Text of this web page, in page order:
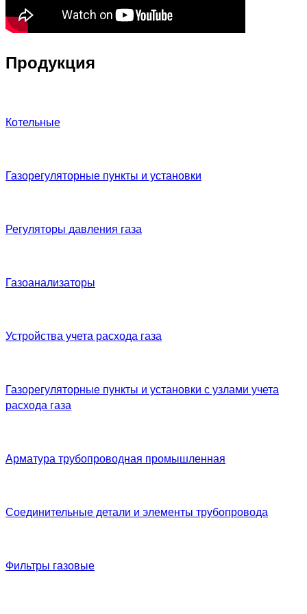
Продукция
Котельные
Газорегуляторные пункты и установки
Регуляторы давления газа
Газоанализаторы
Устройства учета расхода газа
Газорегуляторные пункты и установки с узлами учета
расхода газа
Арматура трубопроводная промышленная
Соединительные детали и элементы трубопровода
Фильтры газовые